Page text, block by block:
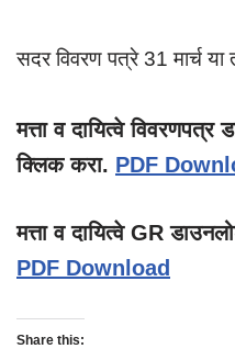
सदर विवरण पत्रे 31 मार्च या
मत्ता व दायित्वे विवरणपत्र
क्लिक करा. PDF
मत्ता व दायित्वे GR
PDF Download
Share this: